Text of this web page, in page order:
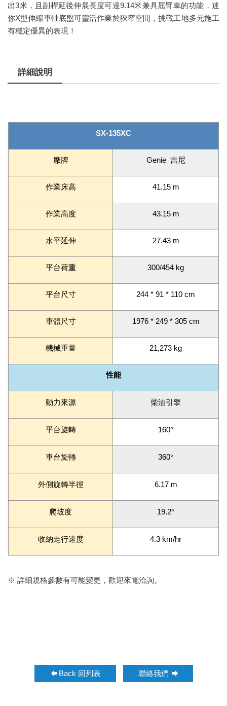
出3米，且副桿延後伸展長度可達9.14米兼具屈臂車的功能，迷
你X型伸縮車軸底盤可靈活作業於狹窄空間，挑戰工地多元施工
有穩定優異的表現！
詳細說明
SX-135XC
廠牌 Genie 吉尼
作業床高 41.15 m
作業高度 43.15 m
水平延伸 27.43 m
平台荷重 300/454 kg
平台尺寸 244 * 91 * 110 cm
車體尺寸 1976 * 249 * 305 cm
機械重量 21,273 kg
性能
動力來源 柴油引擎
平台旋轉 160°
車台旋轉 360°
外側旋轉半徑 6.17 m
爬坡度 19.2°
收納走行速度 4.3 km/hr
※ 詳細規格參數有可能變更，歡迎來電洽詢。
Back 回列表 聯絡我們